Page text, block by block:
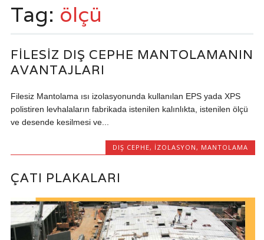
content
Tag: ölçü
FILESIZ DIŞ CEPHE MANTOLAMANIN
AVANTAJLARI
Filesiz Mantolama ısı izolasyonunda kullanılan EPS yada XPS
polistiren levhalaların fabrikada istenilen kalınlıkta, istenilen ölçü
ve desende kesilmesi ve...
DIŞ CEPHE, IZOLASYON, MANTOLAMA
ÇATI PLAKALARI